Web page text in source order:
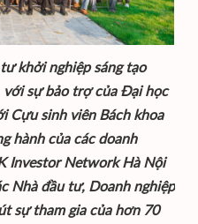
khởi nghiệp sáng tạo
với sự bảo trợ của Đại học
Cựu sinh viên Bách khoa
hành của các doanh
Investor Network Hà Nội
Nhà đầu tư, Doanh nghiệp
sự tham gia của hơn 70